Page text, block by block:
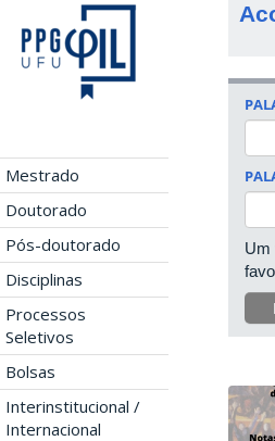
Mestrado
Doutorado
Pós-doutorado
Disciplinas
Processos
Seletivos
Bolsas
Interinstitucional /
Internacional
Um